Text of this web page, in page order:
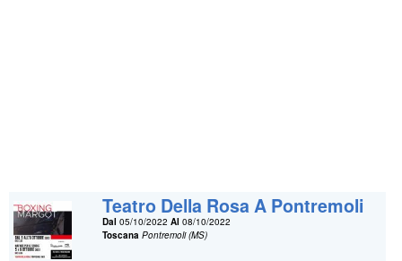
Teatro Della Rosa A Pontremoli
Dal 05/10/2022Al 08/10/2022
Toscana Pontremoli (MS)